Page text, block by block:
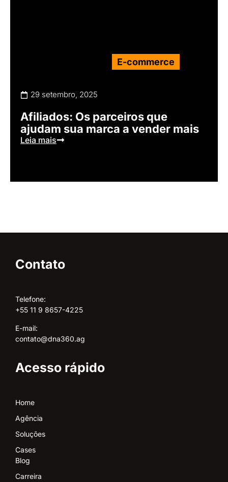
E-commerce
29 setembro, 2025
Afiliados: Os parceiros que
ajudam sua marca a vender mais
Leia mais
Contato
Telefone:
+55 11 9 8657-4225
E-mail:
contato@dna360.ag
Acesso rápido
Home
Agência
Soluções
Cases
Blog
Carreira